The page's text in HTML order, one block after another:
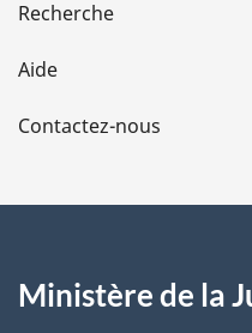
l
a
e
Recherche
Aide
Contactez-nous
Ministère de la